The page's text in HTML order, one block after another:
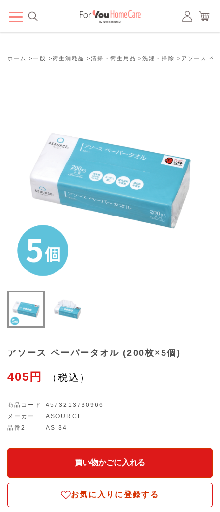
ホーム >一般 >衛生消耗品 >清掃・衛生用品 >洗濯・掃除 > アソース ペ
アソース ペーパータオル (200枚×5個)
405円
商品コード
4573213730966
メーカー
ASOURCE
品番2
AS-34
お気に入りに登録する